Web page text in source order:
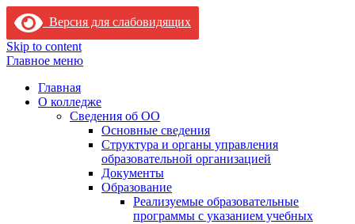
Версия для слабовидящих
Skip to content
Главное меню
Главная
О колледже
Сведения об ОО
Основные сведения
Структура и органы управления
образовательной организацией
Документы
Образование
Реализуемые образовательные
программы с указанием учебных